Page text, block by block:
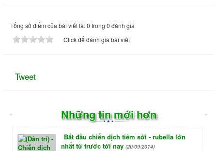
Tổng số điểm của bài viết là: 0 trong 0 đánh giá
Click để đánh giá bài viết
Tweet
Những tin mới hơn
Bắt đầu chiến dịch tiêm sởi - rubella lớn
nhất từ trước tới nay (20/09/2014)